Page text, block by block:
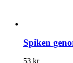
Spiken
53 kr